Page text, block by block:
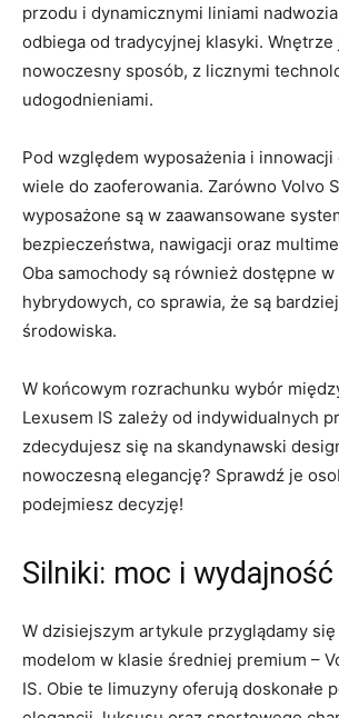
przodu i dynamicznymi liniami
odbiega od⁣ tradycyjnej klasyki.
nowoczesny sposób, z licznymi​
‍udogodnieniami.
Pod⁤ względem​ wyposażenia i innowacji
​wiele do zaoferowania. Zarówno Volvo
wyposażone są w zaawansowane⁣
bezpieczeństwa, nawigacji oraz
Oba samochody są ⁣również dostępne
hybrydowych, co sprawia, że są
środowiska.
W końcowym rozrachunku wybór⁢
Lexusem⁤ IS zależy od indywidualnych
zdecydujesz się na skandynawski
nowoczesną elegancję? Sprawdź je
podejmiesz decyzję!
Silniki: moc⁢ i wydajność
W dzisiejszym artykule przyglądamy
modelom w klasie średniej premium –
IS. Obie te limuzyny ​oferują doskonałe